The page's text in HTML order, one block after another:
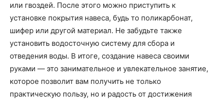
или гвоздей. После этого можно приступить к
установке покрытия навеса, будь то поликарбонат,
шифер или другой материал. Не забудьте также
установить водосточную систему для сбора и
отведения воды. В итоге, создание навеса своими
руками — это занимательное и увлекательное занятие,
которое позволит вам получить не только
практическую пользу, но и радость от достижения